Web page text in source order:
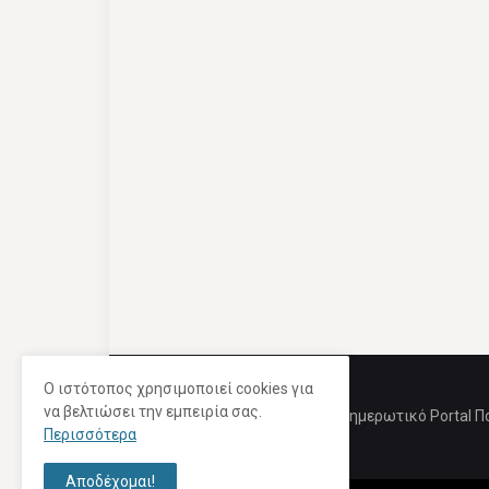
Ενημερωτικό Portal
Ο ιστότοπος χρησιμοποιεί cookies για
να βελτιώσει την εμπειρία σας.
Περισσότερα
Αποδέχομαι!